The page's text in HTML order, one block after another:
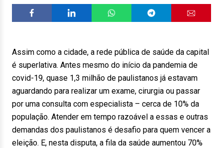
Assim como a cidade, a rede pública de saúde da capital
é superlativa. Antes mesmo do início da pandemia de
covid-19, quase 1,3 milhão de paulistanos já estavam
aguardando para realizar um exame, cirurgia ou passar
por uma consulta com especialista – cerca de 10% da
população. Atender em tempo razoável a essas e outras
demandas dos paulistanos é desafio para quem vencer a
eleição. E, nesta disputa, a fila da saúde aumentou 70%